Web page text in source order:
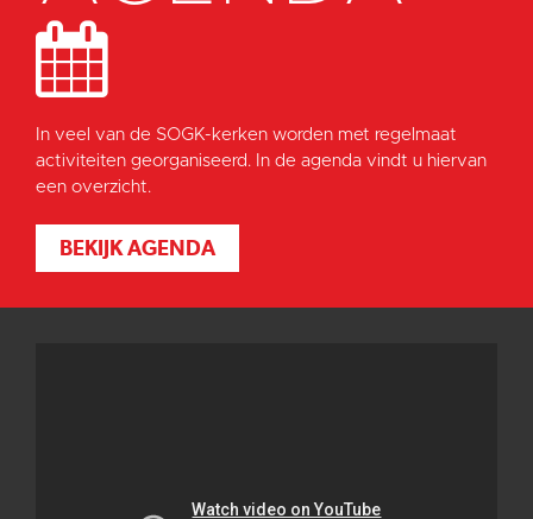
In veel van de SOGK-kerken worden met regelmaat
activiteiten georganiseerd. In de agenda vindt u hiervan
een overzicht.
BEKIJK AGENDA